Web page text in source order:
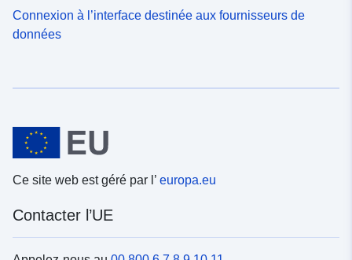
Connexion à l’interface destinée aux fournisseurs de
données
Ce site web est géré par l’ europa.eu
Contacter l’UE